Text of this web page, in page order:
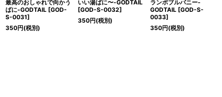
最高のおしゃれで向かう
ばに-GODTAIL [GOD-
S-0031]
350円(税別)
いい湯ばに〜-GODTAIL
[GOD-S-0032]
350円(税別)
ランボブルバニー-
GODTAIL [GOD-S-
0033]
350円(税別)